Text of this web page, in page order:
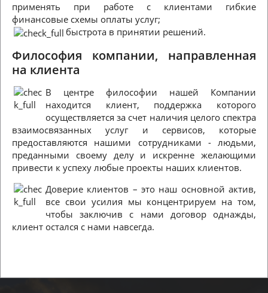
применять при работе с клиентами гибкие
финансовые схемы оплаты услуг;
быстрота в принятии решений.
Философия компании, направленная
на клиента
В центре философии нашей Компании
находится клиент, поддержка которого
осуществляется за счет наличия целого спектра
взаимосвязанных услуг и сервисов, которые
предоставляются нашими сотрудниками - людьми,
преданными своему делу и искренне желающими
привести к успеху любые проекты наших клиентов.
Доверие клиентов – это наш основной актив,
все свои усилия мы концентрируем на том,
чтобы заключив с нами договор однажды,
клиент остался с нами навсегда.